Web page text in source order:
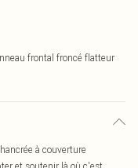
frontal froncé flatteur
à couverture